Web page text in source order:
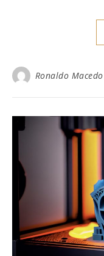
Ronaldo Macedo